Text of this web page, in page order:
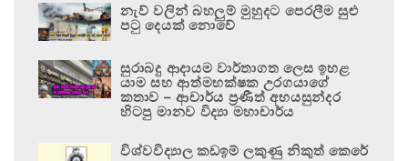
නැව් වලින් බහලුම් මුහුදට පෙරලීම සුළු
පටු දෙයක් නොවේ
සුරාබදු ආදායම වාර්තාගත ලෙස ඉහළ
යාම සහ ආත්මභක්ෂක උරගයාගේ
කතාව – ආචාර්ය ප්‍රණීත් අභයසුන්දර
හිටපු මානව විද්‍යා මහාචාර්ය
විශ්වවිද්‍යාල කඩඉම් ලකුණු නිකුත් කෙරේ